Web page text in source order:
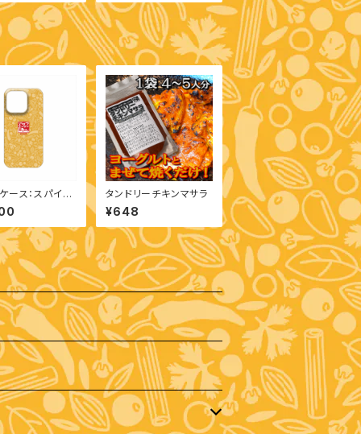
ース：スパイス
14 Pro）
タンドリーチキンマサラ
¥648